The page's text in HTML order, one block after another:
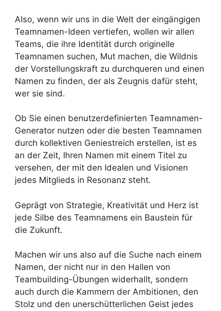
Also, wenn wir uns in die Welt der eingängigen
Teamnamen-Ideen vertiefen, wollen wir allen
Teams, die ihre Identität durch originelle
Teamnamen suchen, Mut machen, die Wildnis
der Vorstellungskraft zu durchqueren und einen
Namen zu finden, der als Zeugnis dafür steht,
wer sie sind.
Ob Sie einen benutzerdefinierten Teamnamen-
Generator nutzen oder die besten Teamnamen
durch kollektiven Geniestreich erstellen, ist es
an der Zeit, Ihren Namen mit einem Titel zu
versehen, der mit den Idealen und Visionen
jedes Mitglieds in Resonanz steht.
Geprägt von Strategie, Kreativität und Herz ist
jede Silbe des Teamnamens ein Baustein für
die Zukunft.
Machen wir uns also auf die Suche nach einem
Namen, der nicht nur in den Hallen von
Teambuilding-Übungen widerhallt, sondern
auch durch die Kammern der Ambitionen, den
Stolz und den unerschütterlichen Geist jedes